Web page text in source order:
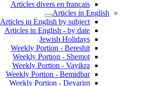
Articles divers en français
Articles in English
Articles in English by subject
Articles in English - by date
Jewish Holidays
Weekly Portion - Bereshit
Weekly Portion - Shemot
Weekly Portion - Vayikra
Weekly Portion - Bemidbar
Weekly Portion - Devarim